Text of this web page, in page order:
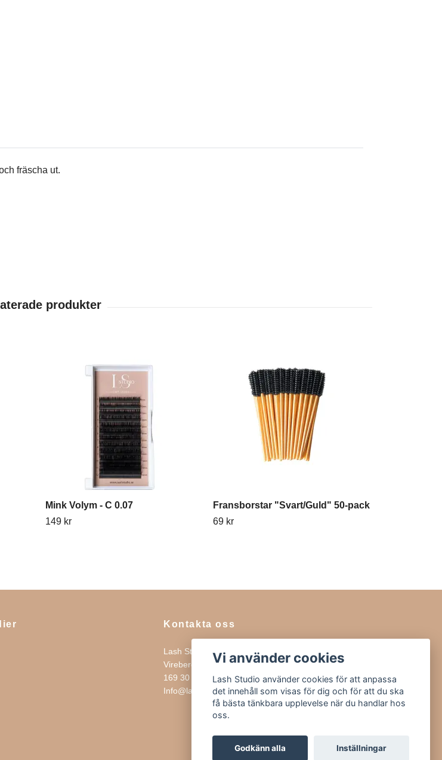
fräscha ut.
Mink Volym - C 0.07
149 kr
Fransborstar "Svart/Guld" 50-pack
69 kr
Kontakta oss
Lash Studio
Virebergsvägen 15
169 30 SOLNA
Info@lashstudio.se
Vi använder cookies
Lash Studio använder cookies för att anpassa
det innehåll som visas för dig och för att du ska
få bästa tänkbara upplevelse när du handlar hos
oss.
Godkänn alla Inställningar